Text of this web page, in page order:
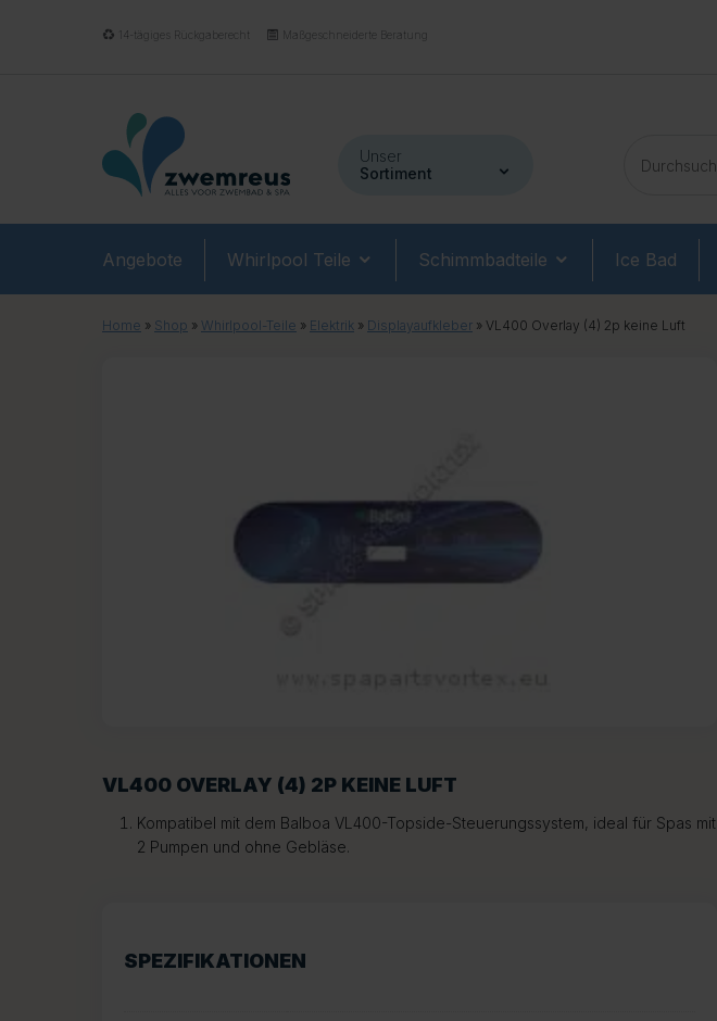
14-tägiges Rückgaberecht Maßgeschneiderte Beratung
Unser
Sortiment
Angebote Whirlpool Teile Schimmbadteile Ice Bad
Home » Shop » Whirlpool-Teile » Elektrik » Displayaufkleber » VL400 Overlay (4) 2p keine Luft
VL400 OVERLAY (4) 2P KEINE LUFT
Kompatibel mit dem Balboa VL400-Topside-Steuerungssystem, ideal für Spas mit
2 Pumpen und ohne Gebläse.
SPEZIFIKATIONEN